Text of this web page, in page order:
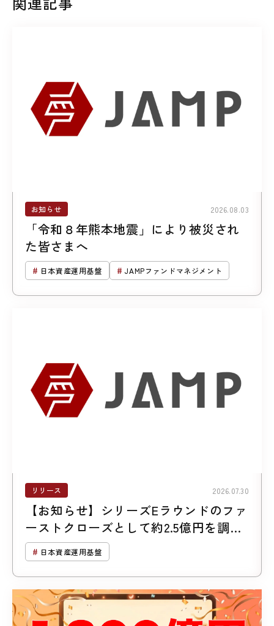
お知らせ 2026.08.03
「令和８年熊本地震」により被災され
た皆さまへ
日本資産運用基盤 JAMPファンドマネジメント
リリース 2026.07.30
【お知らせ】シリーズEラウンドのファ
ーストクローズとして約2.5億円を調達
しました
日本資産運用基盤